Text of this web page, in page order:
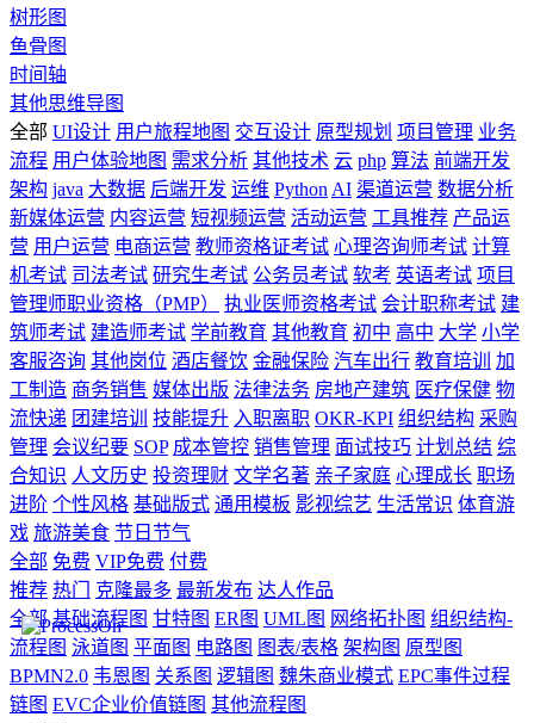
树形图
鱼骨图
时间轴
其他思维导图
全部 UI设计 用户旅程地图 交互设计 原型规划 项目管理 业务
流程 用户体验地图 需求分析 其他技术 云 php 算法 前端开发
架构 java 大数据 后端开发 运维 Python AI 渠道运营 数据分析
新媒体运营 内容运营 短视频运营 活动运营 工具推荐 产品运
营 用户运营 电商运营 教师资格证考试 心理咨询师考试 计算
机考试 司法考试 研究生考试 公务员考试 软考 英语考试 项目
管理师职业资格（PMP）
执业医师资格考试 会计职称考试 建
筑师考试 建造师考试 学前教育 其他教育 初中 高中 大学 小学
客服咨询 其他岗位 酒店餐饮 金融保险 汽车出行 教育培训
加
工制造 商务销售 媒体出版 法律法务 房地产建筑 医疗保健 物
流快递 团建培训 技能提升 入职离职 OKR-KPI 组织结构 采购
管理 会议纪要 SOP 成本管控 销售管理 面试技巧 计划总结 综
合知识 人文历史 投资理财 文学名著 亲子家庭 心理成长 职场
进阶 个性风格 基础版式 通用模板 影视综艺 生活常识 体育游
戏 旅游美食 节日节气
全部 免费 VIP免费 付费
推荐 热门 克隆最多 最新发布 达人作品
全部 基础流程图 甘特图 ER图 UML图 网络拓扑图 组织结构-
流程图 泳道图 平面图 电路图 图表/表格 架构图 原型图
BPMN2.0 韦恩图 关系图 逻辑图 魏朱商业模式 EPC事件过程
链图 EVC企业价值链图 其他流程图